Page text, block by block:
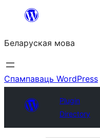
Перайсці
змесціва
Беларуская мова
Спампаваць WordPress
Plugin
Directory